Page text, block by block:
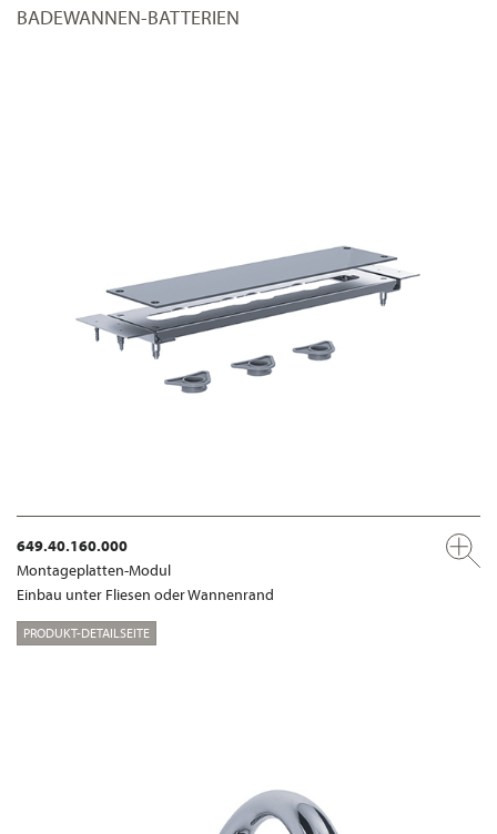
BADEWANNEN-BATTERIEN
649.40.160.000
Montageplatten-Modul
Einbau unter Fliesen oder Wannenrand
PRODUKT-DETAILSEITE